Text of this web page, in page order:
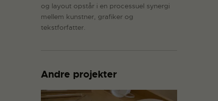
og layout opstår i en processuel synergi
mellem kunstner, grafiker og
tekstforfatter.
Andre projekter